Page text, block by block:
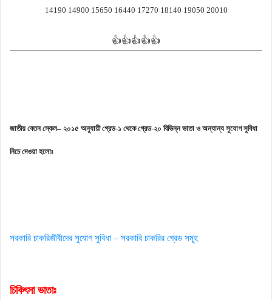
14190 14900 15650 16440 17270 18140 19050 20010
👍👍👍👍👍
জাতীয় বেতন স্কেল– ২০১৫ অনুযায়ী গ্রেড-১ থেকে গ্রেড-২০ বিভিন্ন ভাতা ও অন্যান্য সুযোগ সুবিধা
নিচে দেওয়া হলোঃ
সরকারি চাকরিজীবীদের সুযোগ সুবিধা – সরকারি চাকরির গ্রেড সমূহ
চিকিৎসা ভাতাঃ